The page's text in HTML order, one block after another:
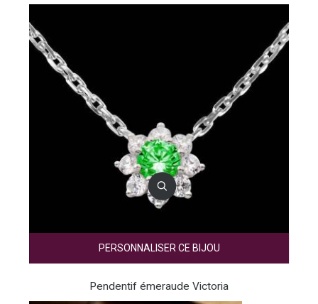
PERSONNALISER CE BIJOU
Pendentif émeraude Victoria